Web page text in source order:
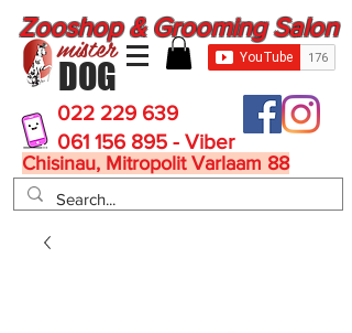
DOG
mister
Zooshop & Grooming Salon
022 229 639
061 156 895 - Viber
Chisinau, Mitropolit Varlaam 88